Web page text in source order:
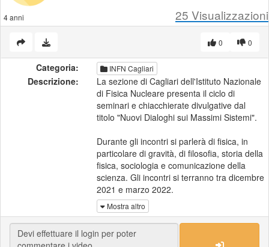
4 anni 25 Visualizzazioni
0
0
Categoria: INFN Cagliari
Descrizione:
La sezione di Cagliari dell'Istituto Nazionale
di Fisica Nucleare presenta il ciclo di
seminari e chiacchierate divulgative dal
titolo "Nuovi Dialoghi sui Massimi Sistemi".
Durante gli incontri si parlerà di fisica, in
particolare di gravità, di filosofia, storia della
fisica, sociologia e comunicazione della
scienza. Gli incontri si terranno tra dicembre
2021 e marzo 2022.
"Tra Atomi e Spazio-tempo: la fisica del
'900" è il titolo della seconda chiacchierata.
Intervengono Adele La Rana, storica della
Mostra altro